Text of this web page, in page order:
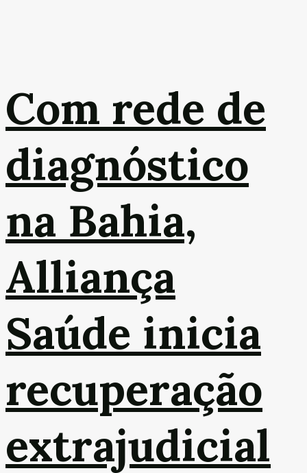
Com rede de
diagnóstico
na Bahia,
Alliança
Saúde inicia
recuperação
extrajudicial